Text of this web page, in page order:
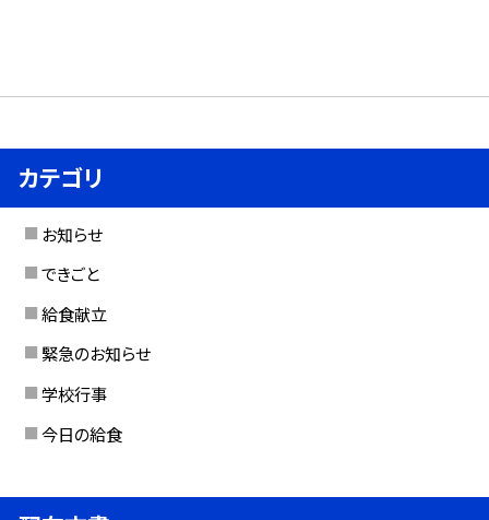
カテゴリ
お知らせ
できごと
給食献立
緊急のお知らせ
学校行事
今日の給食